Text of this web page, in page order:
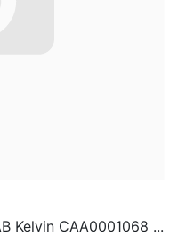
Kelvin CAA0001068 ...